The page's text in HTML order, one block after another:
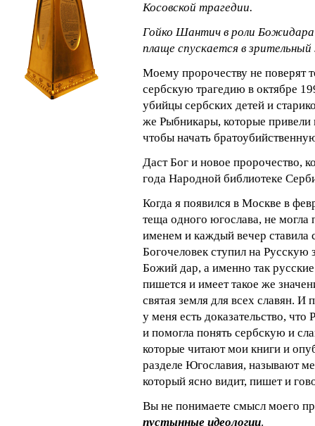
Косовской трагедии.
Гойко Шантич в роли Божидара
плаще спускается в
Моему пророчеству не поверят
сербскую трагедию в октябре
убийцы сербских детей и
же Рыбникары, которые привели
чтобы начать
Даст Бог и новое пророчество,
года Народной библиотеке
Когда я появился в Москве в
теща одного югослава, не могла
именем и каждый вечер ставила
Богочеловек ступил на
Божий дар, а именно так
пишется и имеет такое же
святая земля для всех славян.
у меня есть доказательство, что
и помогла понять сербскую и
которые читают мои книги и
разделе Югославия, называют
который ясно видит, пишет и
Вы не понимаете смысл моего
пустынные идеологии.